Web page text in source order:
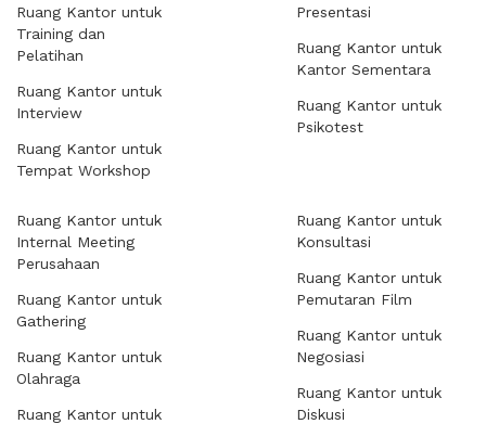
Ruang Kantor untuk
Training dan
Pelatihan
Ruang Kantor untuk
Interview
Ruang Kantor untuk
Tempat Workshop
Presentasi
Ruang Kantor untuk
Kantor Sementara
Ruang Kantor untuk
Psikotest
Ruang Kantor untuk
Internal Meeting
Perusahaan
Ruang Kantor untuk
Gathering
Ruang Kantor untuk
Olahraga
Ruang Kantor untuk
Ruang Kantor untuk
Konsultasi
Ruang Kantor untuk
Pemutaran Film
Ruang Kantor untuk
Negosiasi
Ruang Kantor untuk
Diskusi